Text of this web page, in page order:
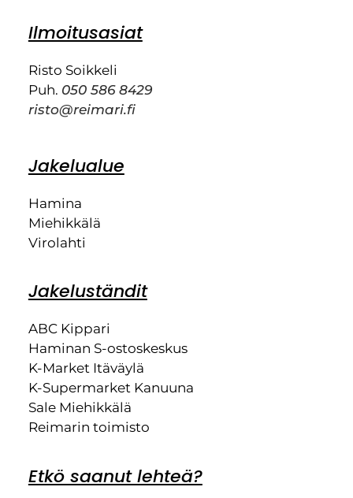
Ilmoitusasiat
Risto Soikkeli
Puh. 050 586 8429
risto@reimari.fi
Jakelualue
Hamina
Miehikkälä
Virolahti
Jakeluständit
ABC Kippari
Haminan S-ostoskeskus
K-Market Itäväylä
K-Supermarket Kanuuna
Sale Miehikkälä
Reimarin toimisto
Etkö saanut lehteä?